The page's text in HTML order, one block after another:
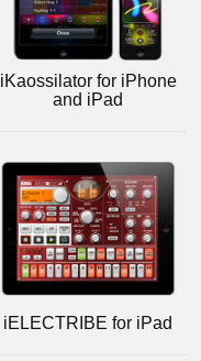
iKaossilator for iPhone
and iPad
iELECTRIBE for iPad